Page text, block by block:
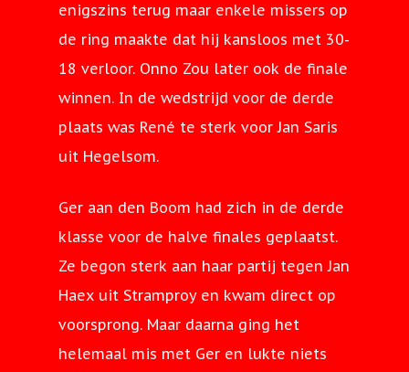
enigszins terug maar enkele missers op
de ring maakte dat hij kansloos met 30-
18 verloor. Onno Zou later ook de finale
winnen. In de wedstrijd voor de derde
plaats was René te sterk voor Jan Saris
uit Hegelsom.
Ger aan den Boom had zich in de derde
klasse voor de halve finales geplaatst.
Ze begon sterk aan haar partij tegen Jan
Haex uit Stramproy en kwam direct op
voorsprong. Maar daarna ging het
helemaal mis met Ger en lukte niets
NK Persoonlijk
Eiertip
2022 verslag
Uitreiking nieuwe
Kuitersshirts
Jan Klerken Kruis
2023
Pinkstertoernooi
Kienen 2023
2024
2024
Kuiters 3
groep 2
2025
Kuiters 1
Ereklasse
Kuiters 1
Kuiters 1 winnaar
offs Ereklasse
Ger aan den
lid van de Kuiters
Toernooien
2022
2023
2024
2025
2026
2026
Competitie
Teams
Jaarplanning
Documenten
Contact
Baanverhuur